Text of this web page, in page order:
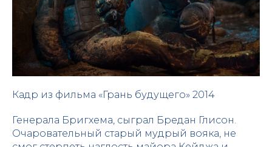
Кадр из фильма «Грань будущего» 2014
Генерала Бригхема, сыграл Бредан Глисон.
Очаровательный старый мудрый вояка, не